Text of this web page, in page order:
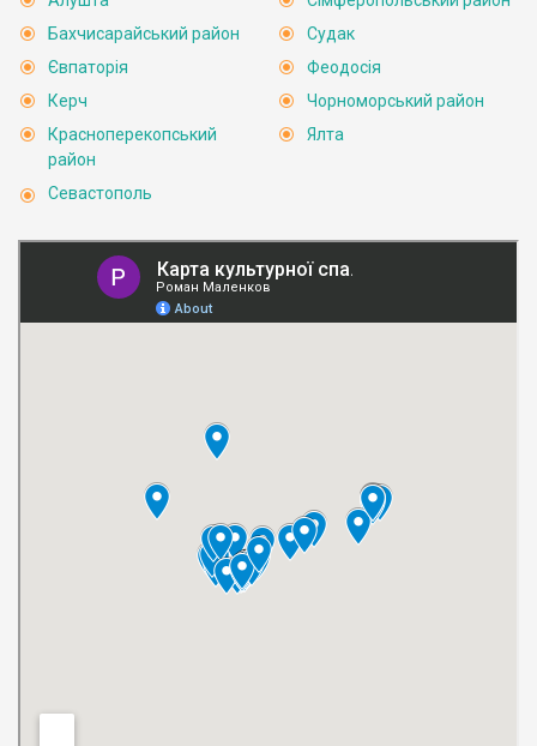
Бахчисарайський район
Євпаторія
Керч
Красноперекопський
район
Севастополь
Судак
Феодосія
Чорноморський район
Ялта